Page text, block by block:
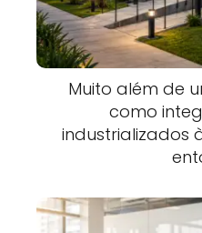
Muito além de
como
industrializados